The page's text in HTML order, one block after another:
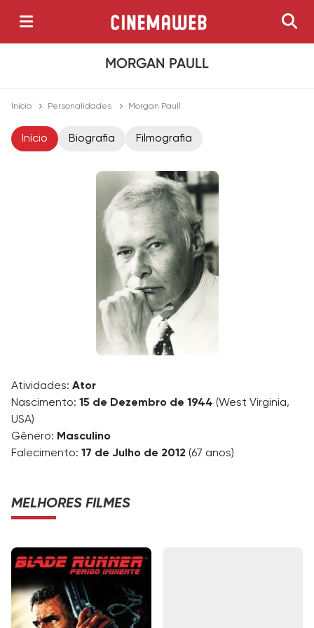
MORGAN PAULL
Início Personalidades Morgan Paull
Início Biografia Filmografia
Atividades: Ator
Nascimento: 15 de Dezembro de 1944 (West Virginia,
USA)
Gênero: Masculino
Falecimento: 17 de Julho de 2012 (67 anos)
MELHORES FILMES